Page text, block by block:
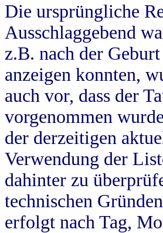
Die ursprüngliche
Ausschlaggebend
z.B. nach der
anzeigen konnten,
auch vor, dass der
vorgenommen
der derzeitigen
Verwendung der
dahinter zu
technischen
erfolgt nach Tag,